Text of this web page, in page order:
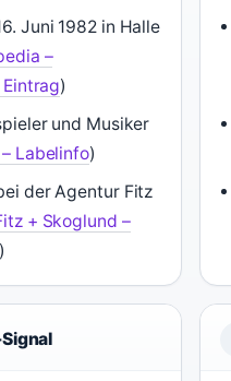
Juni 1982 in Halle
–
)
und Musiker
Labelinfo)
der Agentur Fitz
+ Skoglund –
)